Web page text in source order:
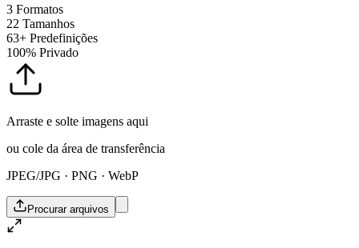
3 Formatos
22 Tamanhos
63+ Predefinições
100% Privado
Arraste e solte imagens aqui
ou cole da área de transferência
JPEG/JPG · PNG · WebP
Procurar arquivos